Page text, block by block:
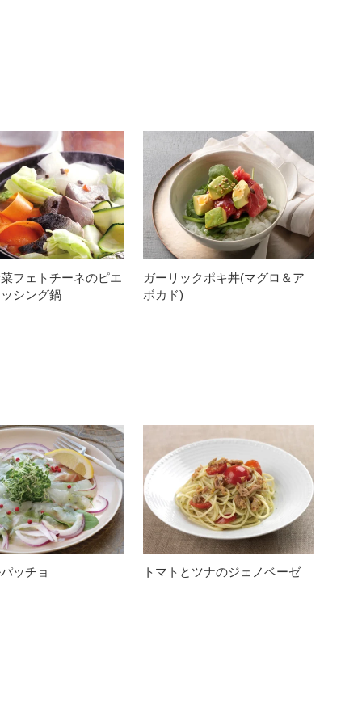
フェトチーネのピエ
シング鍋
ガーリックポキ丼(マグロ＆ア
ボカド)
ッチョ トマトとツナのジェノベーゼ